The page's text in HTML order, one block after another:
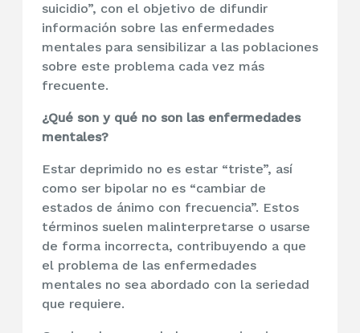
suicidio”, con el objetivo de difundir
información sobre las enfermedades
mentales para sensibilizar a las poblaciones
sobre este problema cada vez más
frecuente.
¿Qué son y qué no son las enfermedades
mentales?
Estar deprimido no es estar “triste”, así
como ser bipolar no es “cambiar de
estados de ánimo con frecuencia”. Estos
términos suelen malinterpretarse o usarse
de forma incorrecta, contribuyendo a que
el problema de las enfermedades
mentales no sea abordado con la seriedad
que requiere.